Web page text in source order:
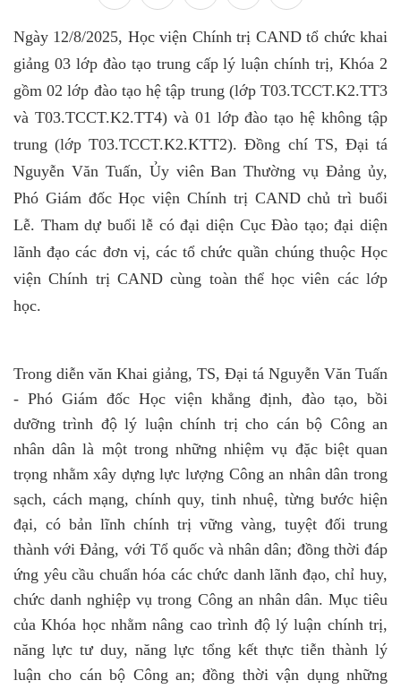
Ngày 12/8/2025, Học viện Chính trị CAND tổ chức khai
giảng 03 lớp đào tạo trung cấp lý luận chính trị, Khóa 2
gồm 02 lớp đào tạo hệ tập trung (lớp T03.TCCT.K2.TT3
và T03.TCCT.K2.TT4) và 01 lớp đào tạo hệ không tập
trung (lớp T03.TCCT.K2.KTT2). Đồng chí TS, Đại tá
Nguyễn Văn Tuấn, Ủy viên Ban Thường vụ Đảng ủy,
Phó Giám đốc Học viện Chính trị CAND chủ trì buổi
Lễ. Tham dự buổi lễ có đại diện Cục Đào tạo; đại diện
lãnh đạo các đơn vị, các tổ chức quần chúng thuộc Học
viện Chính trị CAND cùng toàn thể học viên các lớp
học.
Trong diễn văn Khai giảng, TS, Đại tá Nguyễn Văn Tuấn
- Phó Giám đốc Học viện khẳng định, đào tạo, bồi
dưỡng trình độ lý luận chính trị cho cán bộ Công an
nhân dân là một trong những nhiệm vụ đặc biệt quan
trọng nhằm xây dựng lực lượng Công an nhân dân trong
sạch, cách mạng, chính quy, tinh nhuệ, từng bước hiện
đại, có bản lĩnh chính trị vững vàng, tuyệt đối trung
thành với Đảng, với Tổ quốc và nhân dân; đồng thời đáp
ứng yêu cầu chuẩn hóa các chức danh lãnh đạo, chỉ huy,
chức danh nghiệp vụ trong Công an nhân dân. Mục tiêu
của Khóa học nhằm nâng cao trình độ lý luận chính trị,
năng lực tư duy, năng lực tổng kết thực tiễn thành lý
luận cho cán bộ Công an; đồng thời vận dụng những